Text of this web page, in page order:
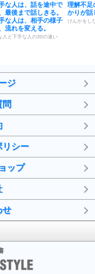
な人は、話を途中で
最後まで話しきる。
な人は、相手の様子
流れを変える。
人と下手な人の30の違い
理解不足
かりが話
けんかをし
ジ
問
リシー
ップ
せ